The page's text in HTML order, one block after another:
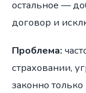
остальное —
договор и
Проблема:
страховании,
законно